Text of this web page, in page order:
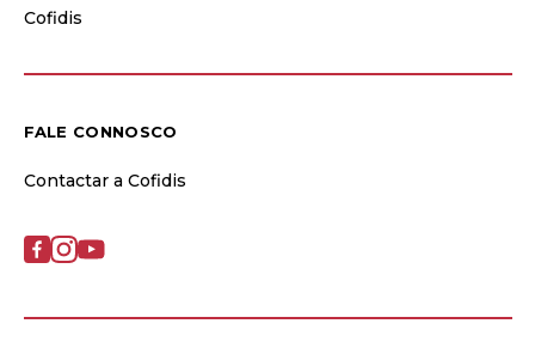
Cofidis
FALE CONNOSCO
Contactar a Cofidis